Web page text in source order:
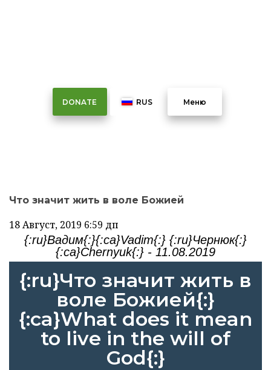
DONATE RUS Меню
Божией
Что значит жить в воле Божией
18 Август, 2019 6:59 дп
{:ru}Вадим{:}{:ca}Vadim{:} {:ru}Чернюк{:}
{:ca}Chernyuk{:} - 11.08.2019
{:ru}Что значит жить в
воле Божией{:}
{:ca}What does it mean
to live in the will of
God{:}